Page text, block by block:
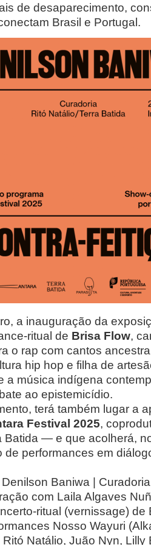
de desaparecimento,
Brasil e Portugal.
a inauguração da
ritual de Brisa Flow,
o rap com cantos
hip hop e filha de
a música indígena
ao epistemicídio.
terá também lugar a
Festival 2025,
Batida — e que acolherá,
de performances em
Denilson Baniwa | Curadoria
com Laila Algaves
ritual (vernissage) de
Nosso Wayuri
Natálio, Juão Nyn, Lilly